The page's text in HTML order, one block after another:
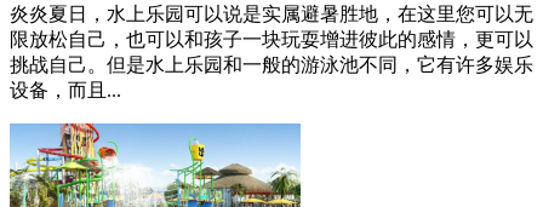
炎炎夏日，水上乐园可以说是实属避暑胜地，在这里您可以无
限放松自己，也可以和孩子一块玩耍增进彼此的感情，更可以
挑战自己。但是水上乐园和一般的游泳池不同，它有许多娱乐
设备，而且...